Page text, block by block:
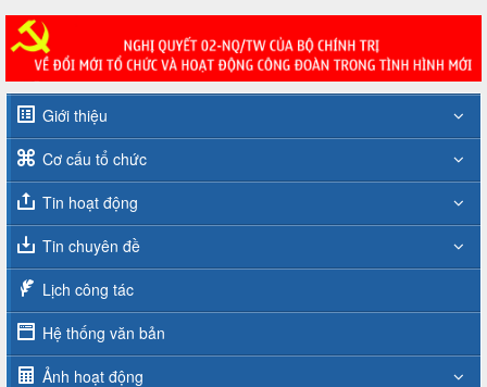
Giới thiệu
Cơ cấu tổ chức
Tin hoạt động
Tin chuyên đề
Lịch công tác
Hệ thống văn bản
Ảnh hoạt động